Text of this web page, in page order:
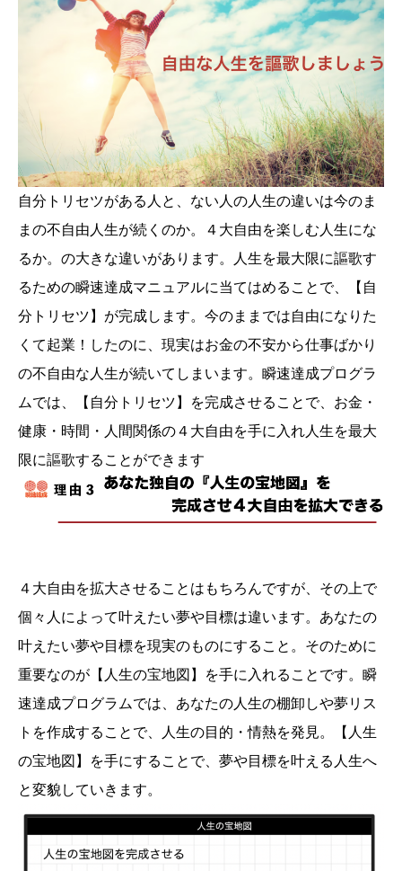
自分トリセツがある人と、ない人の人生の違いは今のま
まの不自由人生が続くのか。４大自由を楽しむ人生にな
るか。の大きな違いがあります。人生を最大限に謳歌す
るための瞬速達成マニュアルに当てはめることで、【自
分トリセツ】が完成します。今のままでは自由になりた
くて起業！したのに、現実はお金の不安から仕事ばかり
の不自由な人生が続いてしまいます。瞬速達成プログラ
ムでは、【自分トリセツ】を完成させることで、お金・
健康・時間・人間関係の４大自由を手に入れ人生を最大
限に謳歌することができます
４大自由を拡大させることはもちろんですが、その上で
個々人によって叶えたい夢や目標は違います。あなたの
叶えたい夢や目標を現実のものにすること。そのために
重要なのが【人生の宝地図】を手に入れることです。瞬
速達成プログラムでは、あなたの人生の棚卸しや夢リス
トを作成することで、人生の目的・情熱を発見。【人生
の宝地図】を手にすることで、夢や目標を叶える人生へ
と変貌していきます。